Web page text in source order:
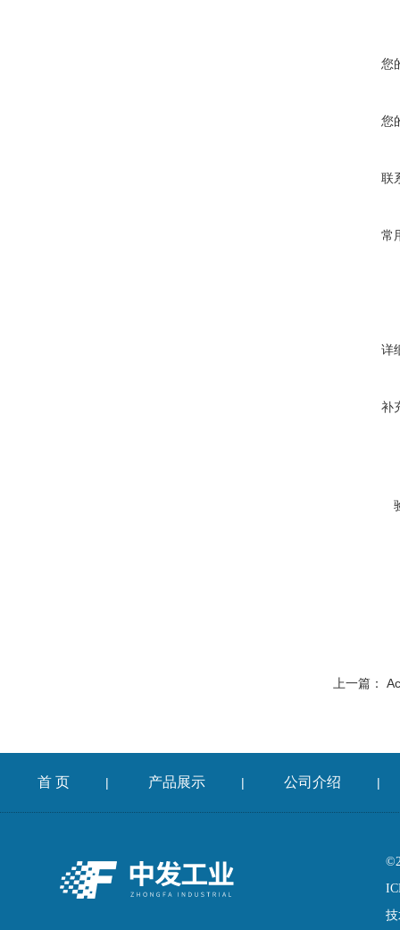
您
您
联
常
详
补
上一篇：
首 页 | 产品展示 | 公司介绍 |